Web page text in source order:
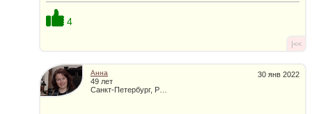
4
|<<
30 янв 2022
Анна
49 лет